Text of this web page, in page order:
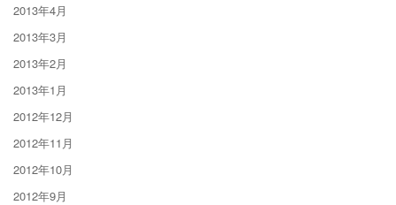
2013年4月
2013年3月
2013年2月
2013年1月
2012年12月
2012年11月
2012年10月
2012年9月